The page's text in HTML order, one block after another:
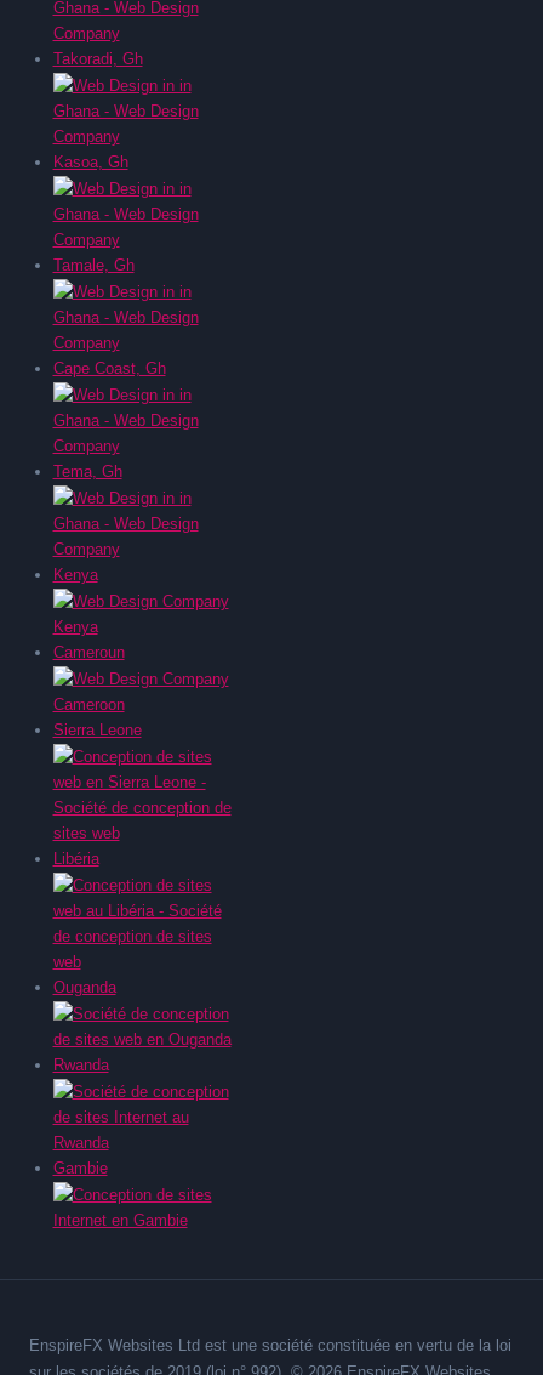
Takoradi, Gh
Kasoa, Gh
Tamale, Gh
Cape Coast, Gh
Tema, Gh
Kenya
Cameroun
Sierra Leone
Libéria
Ouganda
Rwanda
Gambie
EnspireFX Websites Ltd est une société constituée en vertu de la loi